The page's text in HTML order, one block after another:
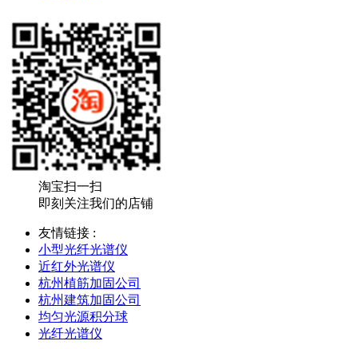
淘宝扫一扫
即刻关注我们的店铺
友情链接 :
小型光纤光谱仪
近红外光谱仪
杭州植筋加固公司
杭州建筑加固公司
均匀光源积分球
光纤光谱仪